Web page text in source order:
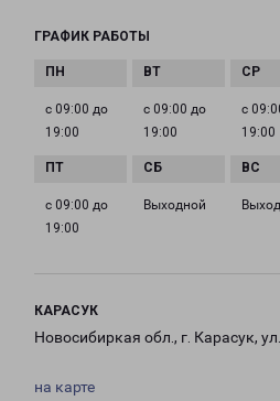
ГРАФИК РАБОТЫ
с 09:00 до
19:00
с 09:00 до
19:00
с
19:00
с 09:00 до
19:00
Выходной
КАРАСУК
Новосибиркая обл., г. Карасук,
на карте